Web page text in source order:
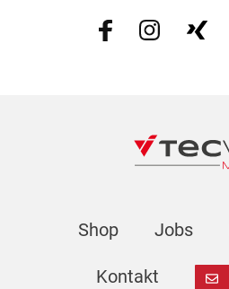
Shop Jobs
Kontakt